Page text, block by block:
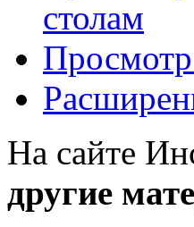
столам
На сайте
другие